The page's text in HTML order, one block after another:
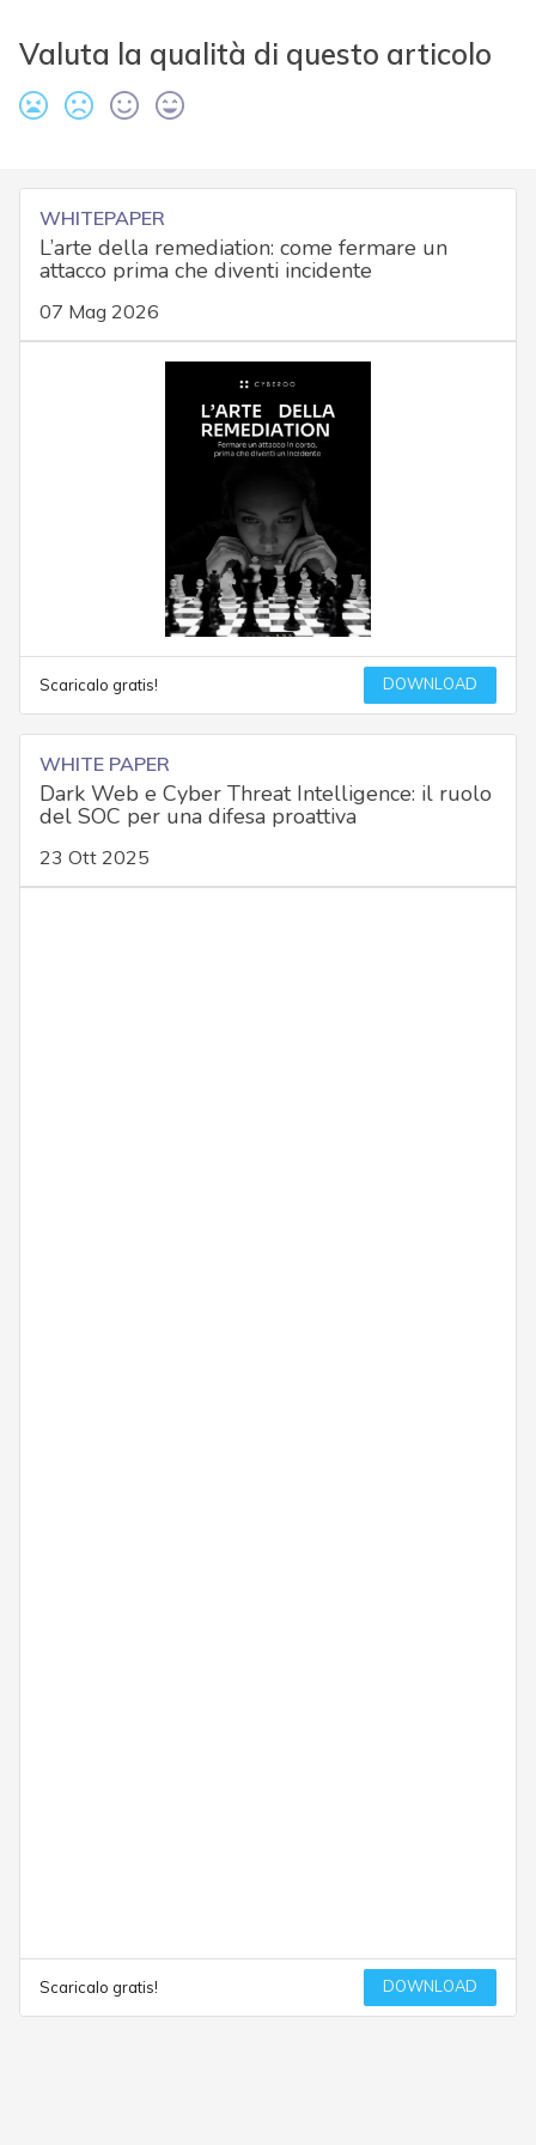
Valuta la qualità di questo articolo
WHITEPAPER
L’arte della remediation: come fermare un
attacco prima che diventi incidente
07 Mag 2026
Scaricalo gratis! DOWNLOAD
WHITE PAPER
Dark Web e Cyber Threat Intelligence: il ruolo
del SOC per una difesa proattiva
23 Ott 2025
Scaricalo gratis! DOWNLOAD